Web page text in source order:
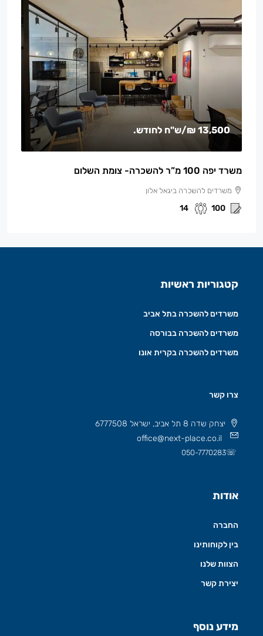
13,500 ₪ /ש"ח לחודש.
משרד יפה 100 מ”ר להשכרה- צומת השלום
משרדים להשכרה ביגאל אלון
100
14
קטגוריות ראשיות
משרדים להשכרה בתל אביב
משרדים להשכרה בבורסה
משרדים להשכרה בקרית אונו
צרו קשר
יצחק שדה 8 תל אביב, ישראל 6777508
office@next-place.co.il
☏
050-7770283
אודות
החברה
בין לקוחותינו
הצוות שלנו
יצירת קשר
מידע נוסף